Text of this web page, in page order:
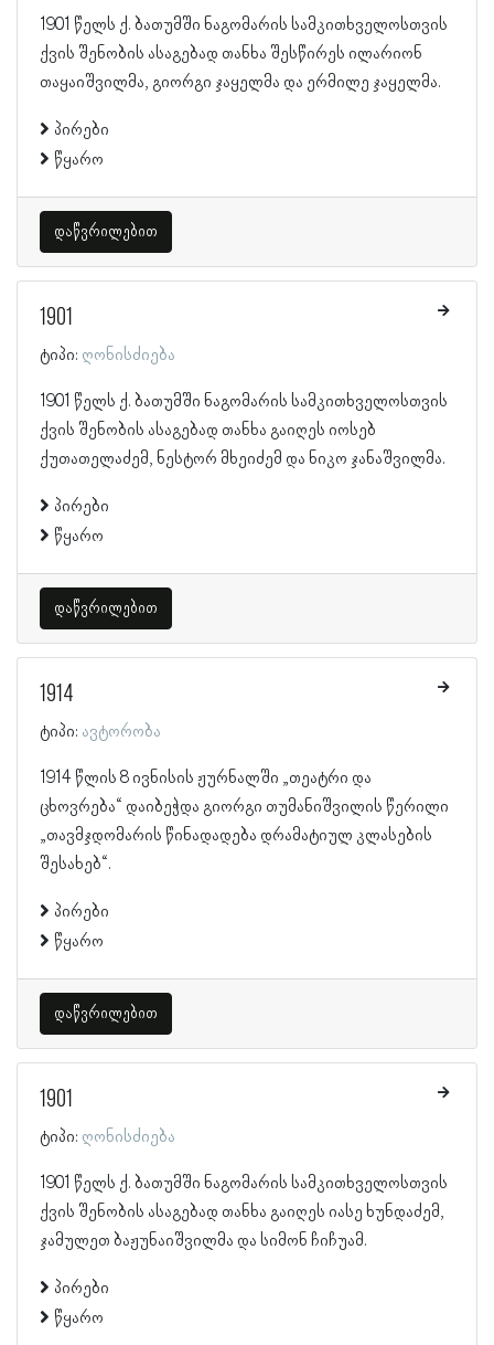
1901 წელს ქ. ბათუმში ნაგომარის სამკითხველოსთვის
ქვის შენობის ასაგებად თანხა შესწირეს ილარიონ
თაყაიშვილმა, გიორგი ჯაყელმა და ერმილე ჯაყელმა.
პირები
წყარო
დაწვრილებით
1901
ტიპი: ღონისძიება
1901 წელს ქ. ბათუმში ნაგომარის სამკითხველოსთვის
ქვის შენობის ასაგებად თანხა გაიღეს იოსებ
ქუთათელაძემ, ნესტორ მხეიძემ და ნიკო ჯანაშვილმა.
პირები
წყარო
დაწვრილებით
1914
ტიპი: ავტორობა
1914 წლის 8 ივნისის ჟურნალში „თეატრი და
ცხოვრება“ დაიბეჭდა გიორგი თუმანიშვილის წერილი
„თავმჯდომარის წინადადება დრამატიულ კლასების
შესახებ“.
პირები
წყარო
დაწვრილებით
1901
ტიპი: ღონისძიება
1901 წელს ქ. ბათუმში ნაგომარის სამკითხველოსთვის
ქვის შენობის ასაგებად თანხა გაიღეს იასე ხუნდაძემ,
ჯამულეთ ბაჟუნაიშვილმა და სიმონ ჩიჩუამ.
პირები
წყარო